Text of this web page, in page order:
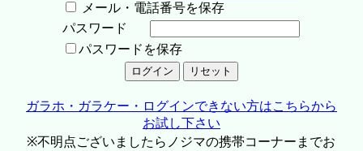
メール・電話番号を保存
パスワード
パスワードを保存
ガラホ・ガラケー・ログインできない方はこちらから
お試し下さい
※不明点ございましたらノジマの携帯コーナーまでお